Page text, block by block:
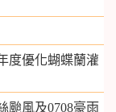
度優化蝴蝶蘭灌
颱風及0708豪雨